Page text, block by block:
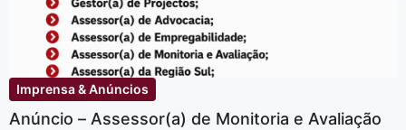
Imprensa & Anúncios
Anúncio – Assessor(a) de Monitoria e Avaliação